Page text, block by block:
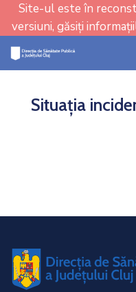
Site-ul este în
versiuni, găsiți
Situația